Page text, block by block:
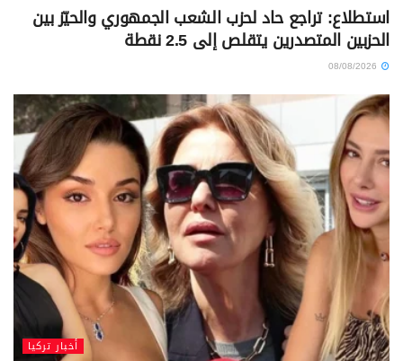
استطلاع: تراجع حاد لحزب الشعب الجمهوري والحيّز بين
الحزبين المتصدرين يتقلص إلى 2.5 نقطة
أخبار تركيا